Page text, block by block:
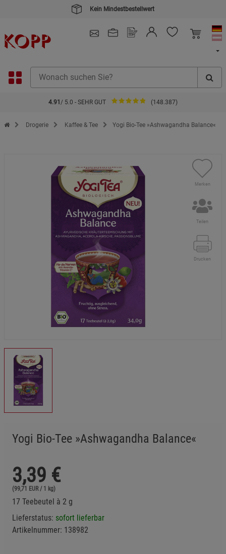
Kein Mindestbestellwert
4.91 / 5.0 - SEHR GUT (148.387)
Zur Startseite des Kopp Verlag Online-Shop
Drogerie Kaffee & Tee Yogi Bio-Tee »Ashwagandha Balance«
Merken
Teilen
Drucken
Yogi Bio-Tee »Ashwagandha Balance«
3,39 €
(99,71 EUR / 1 kg)
17 Teebeutel à 2 g
Lieferstatus: sofort lieferbar
Artikelnummer: 138982